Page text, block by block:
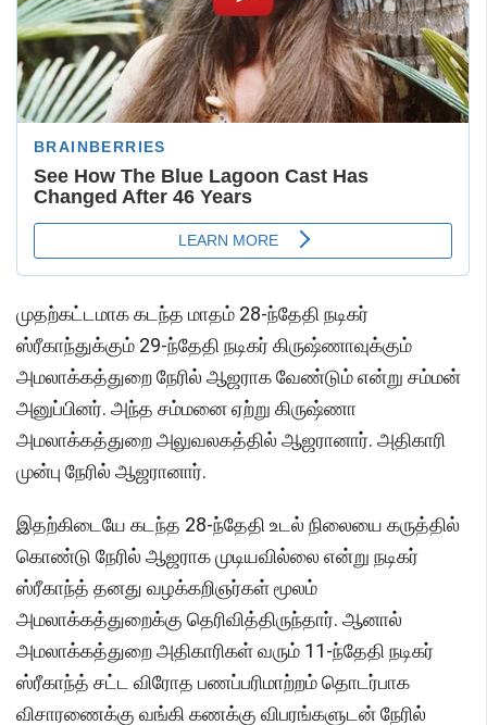
முதற்கட்டமாக கடந்த மாதம் 28-ந்தேதி நடிகர்
ஸ்ரீகாந்துக்கும் 29-ந்தேதி நடிகர் கிருஷ்ணாவுக்கும்
அமலாக்கத்துறை நேரில் ஆஜராக வேண்டும் என்று சம்மன்
அனுப்பினர். அந்த சம்மனை ஏற்று கிருஷ்ணா
அமலாக்கத்துறை அலுவலகத்தில் ஆஜரானார். அதிகாரி
முன்பு நேரில் ஆஜரானார்.
இதற்கிடையே கடந்த 28-ந்தேதி உடல் நிலையை கருத்தில்
கொண்டு நேரில் ஆஜராக முடியவில்லை என்று நடிகர்
ஸ்ரீகாந்த் தனது வழக்கறிஞர்கள் மூலம்
அமலாக்கத்துறைக்கு தெரிவித்திருந்தார். ஆனால்
அமலாக்கத்துறை அதிகாரிகள் வரும் 11-ந்தேதி நடிகர்
ஸ்ரீகாந்த் சட்ட விரோத பணப்பரிமாற்றம் தொடர்பாக
விசாரணைக்கு வங்கி கணக்கு விபரங்களுடன் நேரில்